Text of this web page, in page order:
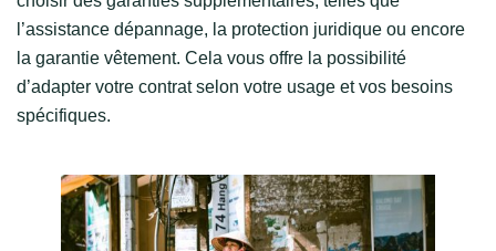
l’assistance dépannage, la protection juridique ou encore
la garantie vêtement. Cela vous offre la possibilité
d’adapter votre contrat selon votre usage et vos besoins
spécifiques.